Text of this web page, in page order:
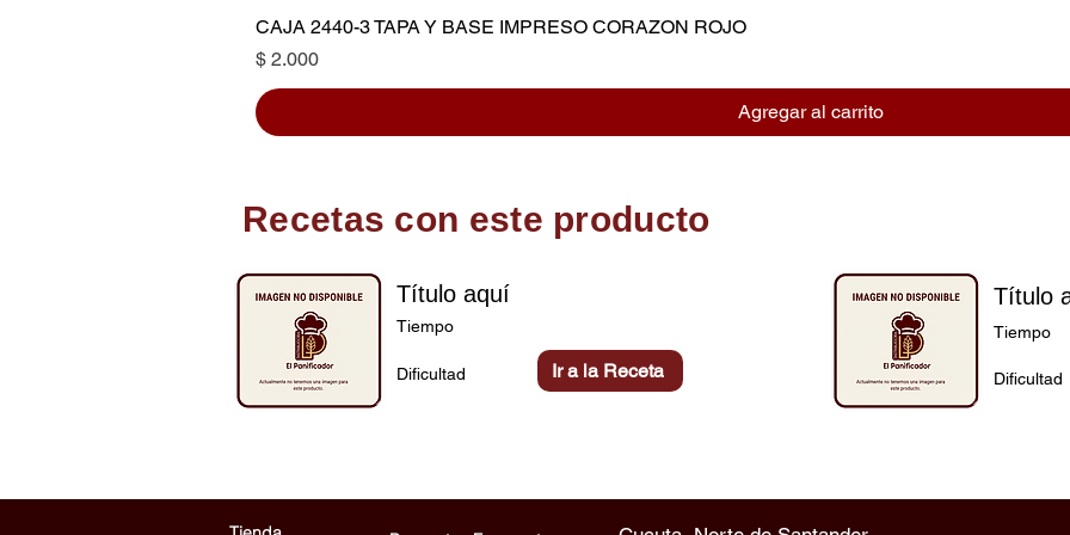
CAJA 2440-3 TAPA Y BASE IMPRESO CORAZON ROJO
Precio
$ 2.000
Agregar al carrito
Recetas con este producto
Título aquí
Tiempo
Ir a la Receta
Dificultad
Título
Tiempo
Dificultad